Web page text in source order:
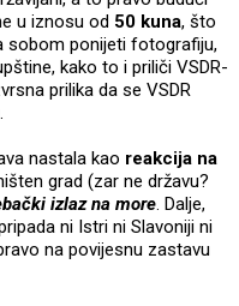
u iznosu od 50 kuna, što
sobom ponijeti fotografiju,
kako to i priliči VSDR-
prilika da se VSDR
nastala kao reakcija na
grad (zar ne državu?
izlaz na more. Dalje,
ni Istri ni Slavoniji ni
na povijesnu zastavu